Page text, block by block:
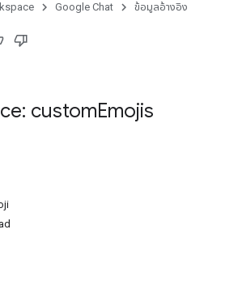
Google Chat ข้อมูลอ้างอิง
customEmojis